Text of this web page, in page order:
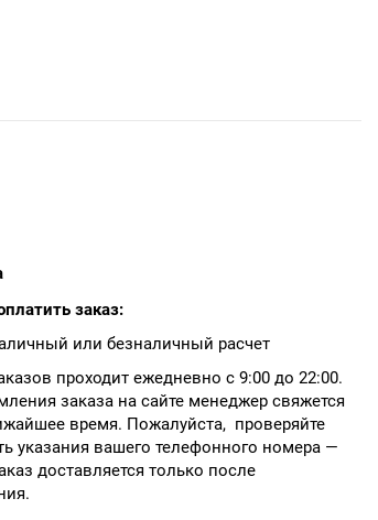
заказ:
или безналичный расчет
проходит ежедневно с 9:00 до 22:00.
заказа на сайте менеджер свяжется
время. Пожалуйста, проверяйте
указания вашего телефонного номера —
доставляется только после